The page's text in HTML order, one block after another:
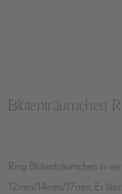
Blütenträumchen
Ring Blütenträumchen in
12mm/14mm/17mm. Er